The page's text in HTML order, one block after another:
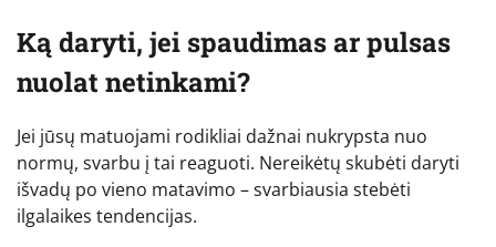
Ką daryti, jei spaudimas ar pulsas
nuolat netinkami?
Jei jūsų matuojami rodikliai dažnai nukrypsta nuo
normų, svarbu į tai reaguoti. Nereikėtų skubėti daryti
išvadų po vieno matavimo – svarbiausia stebėti
ilgalaikes tendencijas.